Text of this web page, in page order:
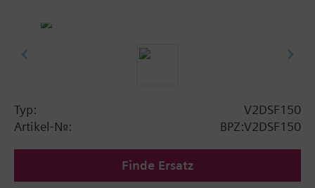
Typ:
V2DSF150
Artikel-Nr.:
BPZ:V2DSF150
Finde Ersatz